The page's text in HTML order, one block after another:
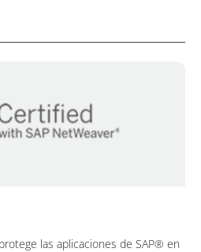
las aplicaciones de SAP® en